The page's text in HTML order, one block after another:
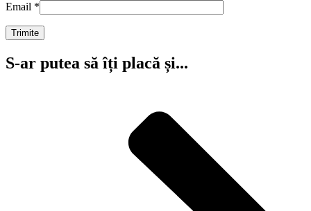
Email *
S-ar putea să îți placă și...